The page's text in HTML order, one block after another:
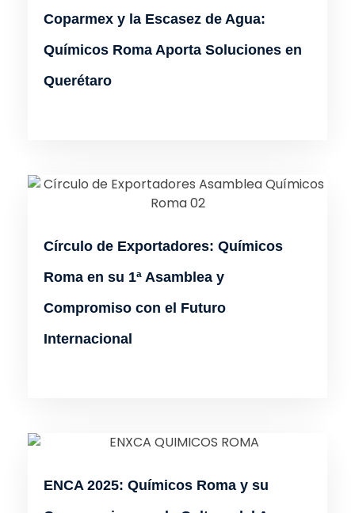
Coparmex y la Escasez de Agua:
Químicos Roma Aporta Soluciones en
Querétaro
Círculo de Exportadores: Químicos
Roma en su 1ª Asamblea y
Compromiso con el Futuro
Internacional
ENCA 2025: Químicos Roma y su